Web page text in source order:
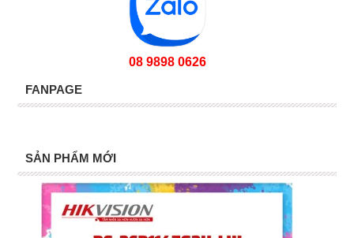
08 9898 0626
FANPAGE
SẢN PHẨM MỚI